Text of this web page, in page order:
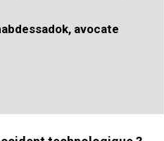
avocate